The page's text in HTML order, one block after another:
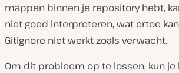
mappen binnen je repository hebt,
niet goed interpreteren, wat ertoe
Gitignore niet werkt zoals verwacht.
Om dit probleem op te lossen, kun je